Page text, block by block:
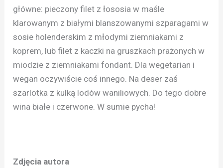
główne: pieczony filet z łososia w maśle
klarowanym z białymi blanszowanymi szparagami w
sosie holenderskim z młodymi ziemniakami z
koprem, lub filet z kaczki na gruszkach prażonych w
miodzie z ziemniakami fondant. Dla wegetarian i
wegan oczywiście coś innego. Na deser zaś
szarlotka z kulką lodów waniliowych. Do tego dobre
wina białe i czerwone. W sumie pycha!
Zdjęcia autora